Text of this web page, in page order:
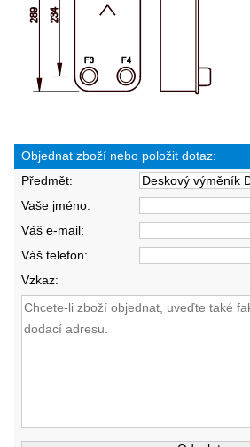
Objednat zboží nebo položit dotaz:
Předmět:
Vaše jméno:
Váš e-mail:
Váš telefon:
Vzkaz: